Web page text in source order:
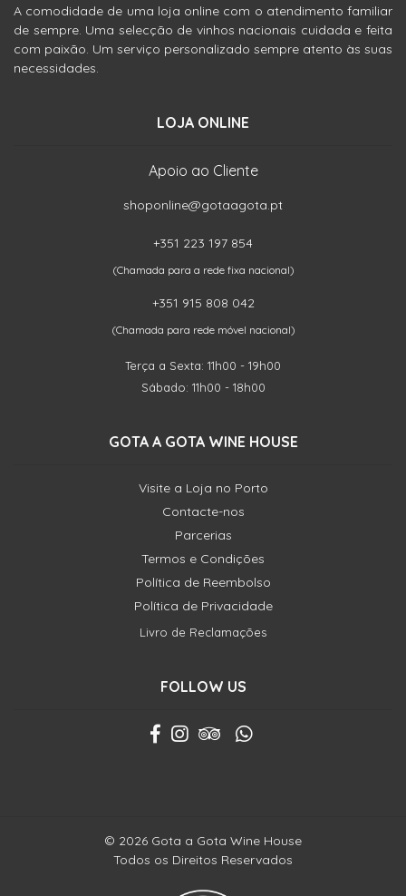
A comodidade de uma loja online com o atendimento familiar
de sempre. Uma selecção de vinhos nacionais cuidada e feita
com paixão. Um serviço personalizado sempre atento às suas
necessidades.
LOJA ONLINE
Apoio ao Cliente
shoponline@gotaagota.pt
+351 223 197 854
(Chamada para a rede fixa nacional)
+351 915 808 042
(Chamada para rede móvel nacional)
Terça a Sexta: 11h00 - 19h00
Sábado: 11h00 - 18h00
GOTA A GOTA WINE HOUSE
Visite a Loja no Porto
Contacte-nos
Parcerias
Termos e Condições
Política de Reembolso
Política de Privacidade
Livro de Reclamações
FOLLOW US
© 2026 Gota a Gota Wine House
Todos os Direitos Reservados